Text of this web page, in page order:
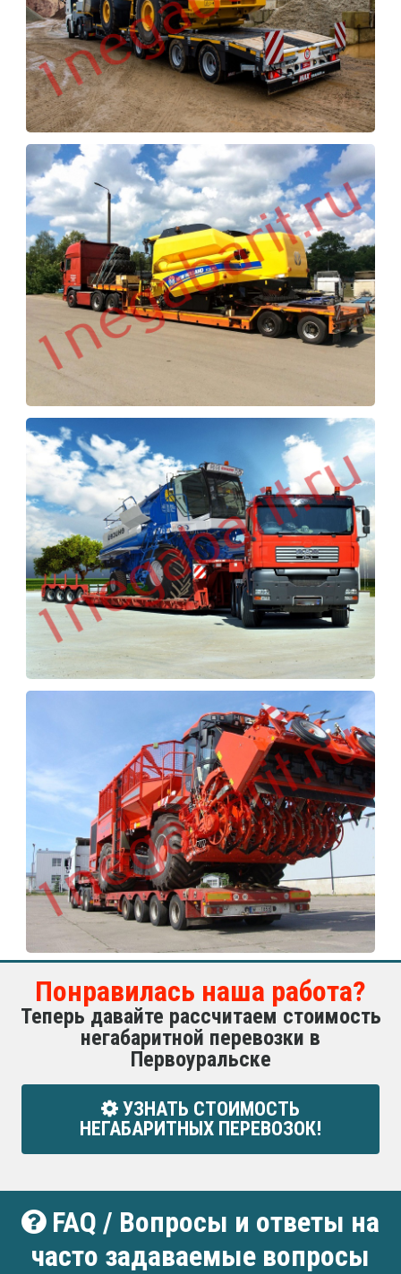
Понравилась наша работа?
Теперь давайте рассчитаем стоимость
негабаритной перевозки в
Первоуральске
УЗНАТЬ СТОИМОСТЬ
НЕГАБАРИТНЫХ ПЕРЕВОЗОК!
FAQ / Вопросы и ответы на
часто задаваемые вопросы